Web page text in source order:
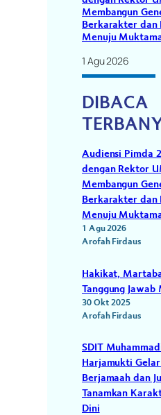
Membangun
Berkarakter dan
Menuju
1 Agu 2026
DIBACA
Audiensi Pimda
dengan Rektor
Membangun
Berkarakter dan
Menuju
1 Agu 2026
Arofah Firdaus
Hakikat,
Tanggung Jawab
30 Okt 2025
Arofah Firdaus
SDIT
Harjamukti
Berjamaah dan
Tanamkan
Dini